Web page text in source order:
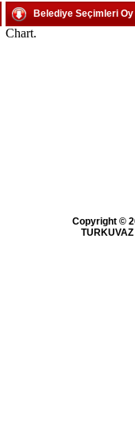
Belediye Seçimleri
Chart.
Copyright ©